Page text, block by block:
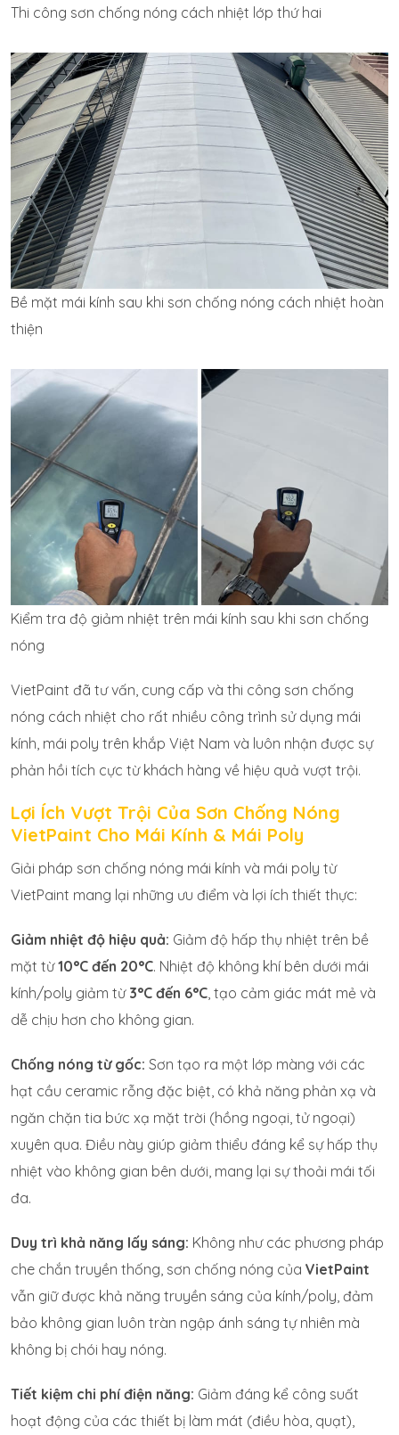
Thi công sơn chống nóng cách nhiệt lớp thứ hai
Bề mặt mái kính sau khi sơn chống nóng cách nhiệt hoàn
thiện
Kiểm tra độ giảm nhiệt trên mái kính sau khi sơn chống
nóng
VietPaint đã tư vấn, cung cấp và thi công sơn chống
nóng cách nhiệt cho rất nhiều công trình sử dụng mái
kính, mái poly trên khắp Việt Nam và luôn nhận được sự
phản hồi tích cực từ khách hàng về hiệu quả vượt trội.
Lợi Ích Vượt Trội Của Sơn Chống Nóng
VietPaint Cho Mái Kính & Mái Poly
Giải pháp sơn chống nóng mái kính và mái poly từ
VietPaint mang lại những ưu điểm và lợi ích thiết thực:
Giảm nhiệt độ hiệu quả: Giảm độ hấp thụ nhiệt trên bề
mặt từ10°C đến 20°C. Nhiệt độ không khí bên dưới mái
kính/poly giảm từ 3°C đến 6°C, tạo cảm giác mát mẻ và
dễ chịu hơn cho không gian.
Chống nóng từ gốc: Sơn tạo ra một lớp màng với các
hạt cầu ceramic rỗng đặc biệt, có khả năng phản xạ và
ngăn chặn tia bức xạ mặt trời (hồng ngoại, tử ngoại)
xuyên qua. Điều này giúp giảm thiểu đáng kể sự hấp thụ
nhiệt vào không gian bên dưới, mang lại sự thoải mái tối
đa.
Duy trì khả năng lấy sáng: Không như các phương pháp
che chắn truyền thống, sơn chống nóng của VietPaint
vẫn giữ được khả năng truyền sáng của kính/poly, đảm
bảo không gian luôn tràn ngập ánh sáng tự nhiên mà
không bị chói hay nóng.
Tiết kiệm chi phí điện năng: Giảm đáng kể công suất
hoạt động của các thiết bị làm mát (điều hòa, quạt),